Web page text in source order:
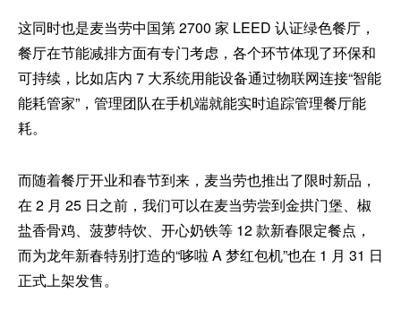
这同时也是麦当劳中国第 2700 家 LEED 认证绿色餐厅，
餐厅在节能减排方面有专门考虑，各个环节体现了环保和
可持续，比如店内 7 大系统用能设备通过物联网连接“智能
能耗管家”，管理团队在手机端就能实时追踪管理餐厅能
耗。
而随着餐厅开业和春节到来，麦当劳也推出了限时新品，
在 2 月 25 日之前，我们可以在麦当劳尝到金拱门堡、椒
盐香骨鸡、菠萝特饮、开心奶铁等 12 款新春限定餐点，
而为龙年新春特别打造的“哆啦 A 梦红包机”也在 1 月 31 日
正式上架发售。